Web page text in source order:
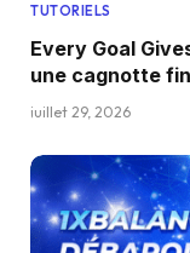
TUTORIELS
Every Goal
une cagnotte
juillet 29, 2026